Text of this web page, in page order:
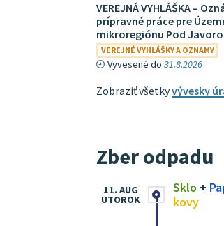
VEREJNÁ VYHLÁŠKA –
prípravné práce pre
mikroregiónu Pod
VEREJNÉ VYHLÁŠKY A OZNAMY
Vyvesené do 31.8.2026
Zobraziť všetkyvývesky
Zber odpadu
Sklo +
kovy
11. AUG
UTOROK